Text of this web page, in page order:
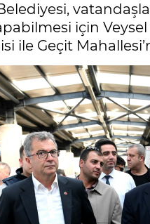
için
ile Geçit